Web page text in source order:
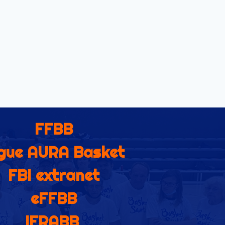
FFBB
AURA Basket
FBI extranet
eFFBB